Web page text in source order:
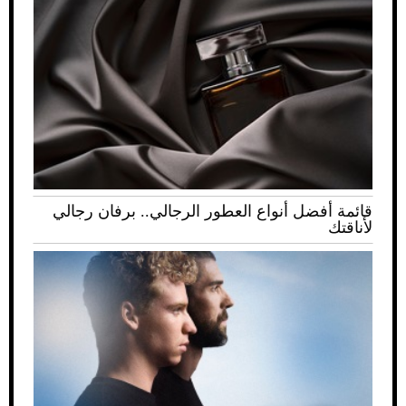
قائمة أفضل أنواع العطور الرجالي.. برفان رجالي
لأناقتك